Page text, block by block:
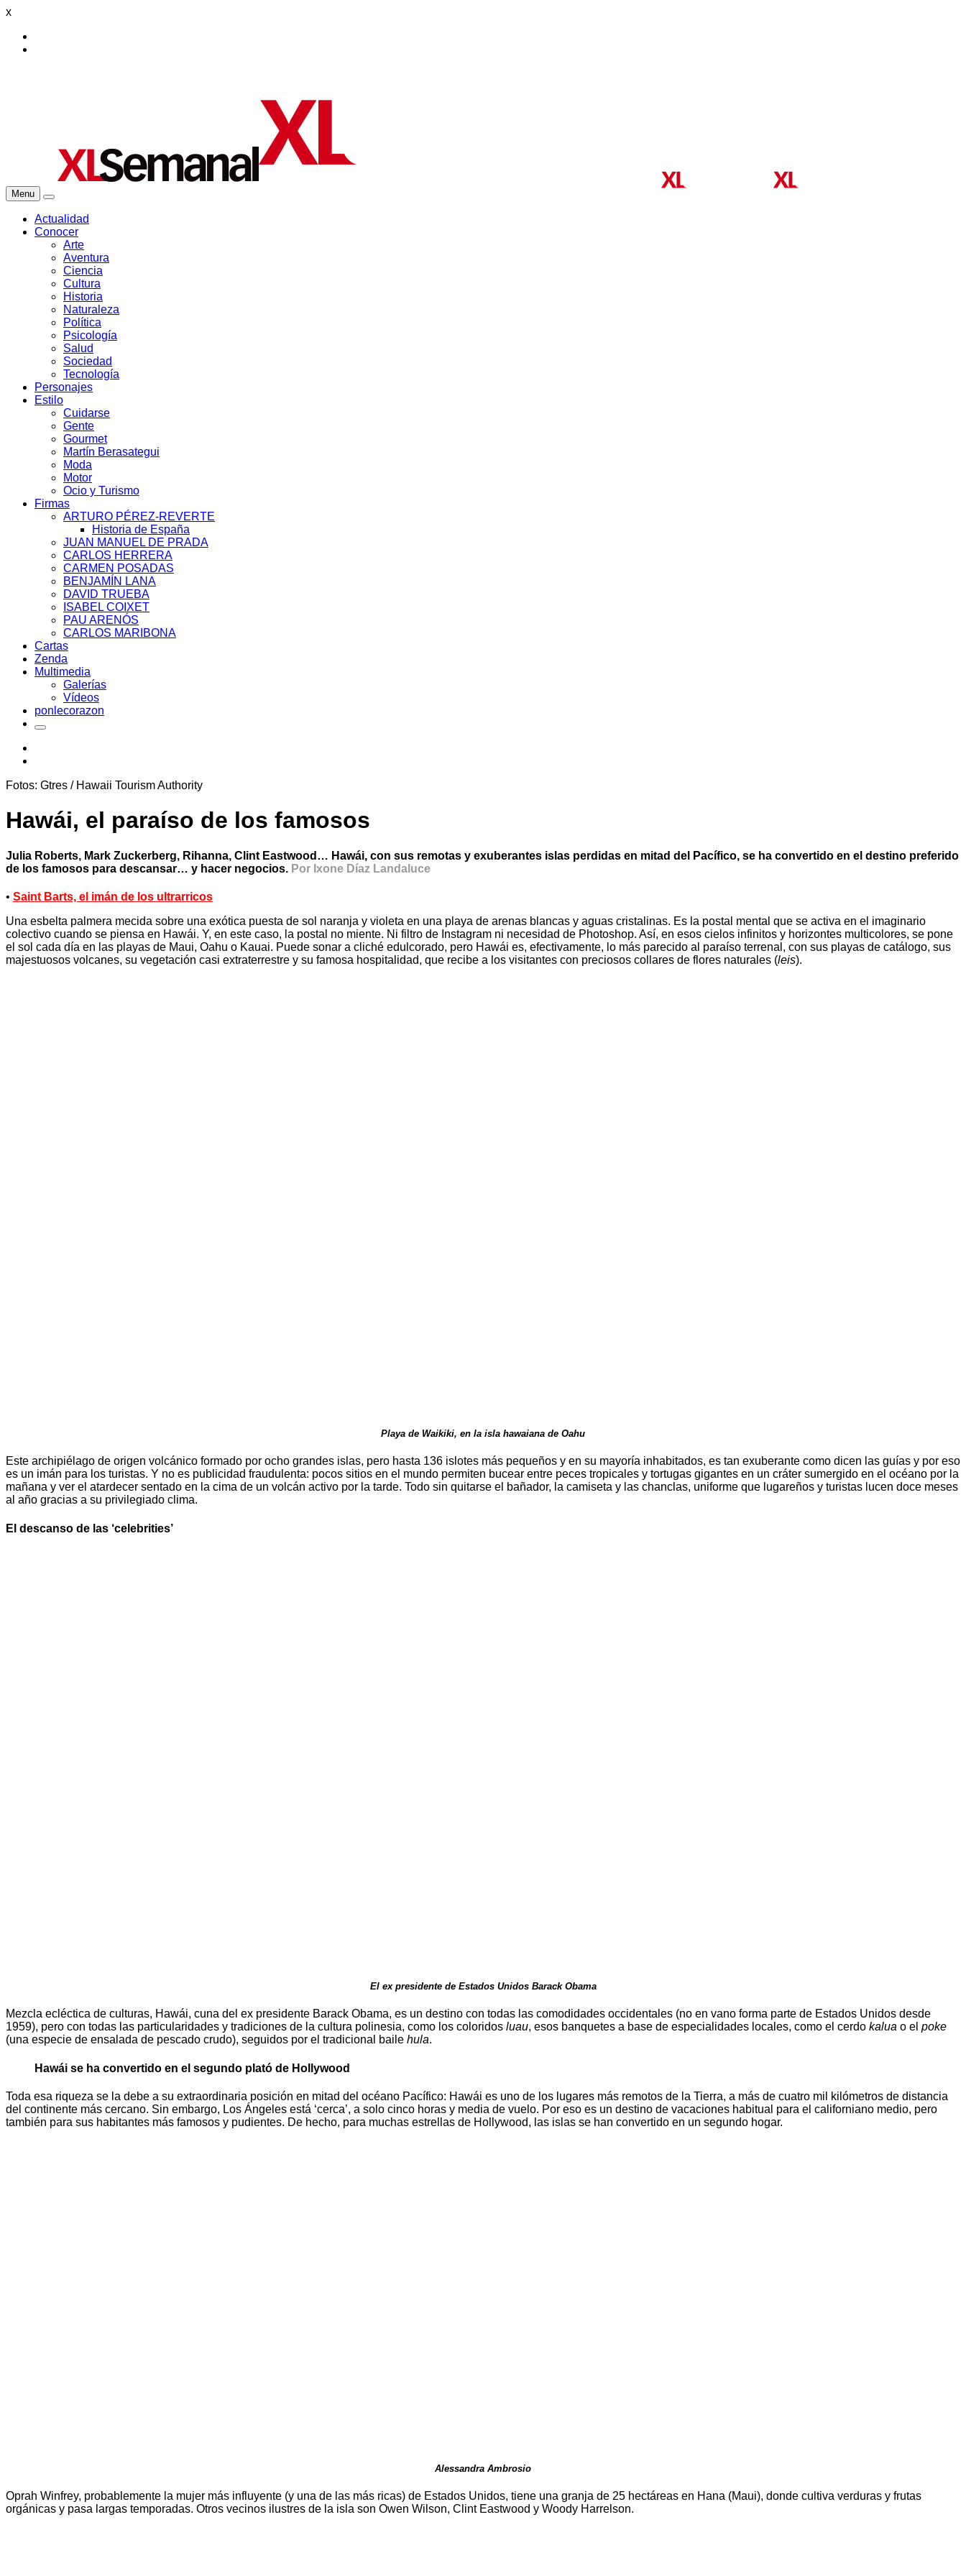
x
Menu
Actualidad
Conocer
Arte
Aventura
Ciencia
Cultura
Historia
Naturaleza
Política
Psicología
Salud
Sociedad
Tecnología
Personajes
Estilo
Cuidarse
Gente
Gourmet
Martín Berasategui
Moda
Motor
Ocio y Turismo
Firmas
ARTURO PÉREZ-REVERTE
Historia de España
JUAN MANUEL DE PRADA
CARLOS HERRERA
CARMEN POSADAS
BENJAMÍN LANA
DAVID TRUEBA
ISABEL COIXET
PAU ARENÓS
CARLOS MARIBONA
Cartas
Zenda
Multimedia
Galerías
Vídeos
ponlecorazon
Fotos: Gtres / Hawaii Tourism Authority
Hawái, el paraíso de los famosos
Julia Roberts, Mark Zuckerberg, Rihanna, Clint Eastwood… Hawái, con sus remotas y exuberantes islas perdidas en mitad del Pacífico, se ha convertido en el destino preferido
de los famosos para descansar… y hacer negocios. Por Ixone Díaz Landaluce
• Saint Barts, el imán de los ultrarricos
Una esbelta palmera mecida sobre una exótica puesta de sol naranja y violeta en una playa de arenas blancas y aguas cristalinas. Es la postal mental que se activa en el imaginario
colectivo cuando se piensa en Hawái. Y, en este caso, la postal no miente. Ni filtro de Instagram ni necesidad de Photoshop. Así, en esos cielos infinitos y horizontes multicolores, se pone
el sol cada día en las playas de Maui, Oahu o Kauai. Puede sonar a cliché edulcorado, pero Hawái es, efectivamente, lo más parecido al paraíso terrenal, con sus playas de catálogo, sus
majestuosos volcanes, su vegetación casi extraterrestre y su famosa hospitalidad, que recibe a los visitantes con preciosos collares de flores naturales (leis).
Playa de Waikiki, en la isla hawaiana de Oahu
Este archipiélago de origen volcánico formado por ocho grandes islas, pero hasta 136 islotes más pequeños y en su mayoría inhabitados, es tan exuberante como dicen las guías y por eso
es un imán para los turistas. Y no es publicidad fraudulenta: pocos sitios en el mundo permiten bucear entre peces tropicales y tortugas gigantes en un cráter sumergido en el océano por la
mañana y ver el atardecer sentado en la cima de un volcán activo por la tarde. Todo sin quitarse el bañador, la camiseta y las chanclas, uniforme que lugareños y turistas lucen doce meses
al año gracias a su privilegiado clima.
El descanso de las ‘celebrities’
El ex presidente de Estados Unidos Barack Obama
Mezcla ecléctica de culturas, Hawái, cuna del ex presidente Barack Obama, es un destino con todas las comodidades occidentales (no en vano forma parte de Estados Unidos desde
1959), pero con todas las particularidades y tradiciones de la cultura polinesia, como los coloridos luau, esos banquetes a base de especialidades locales, como el cerdo kalua o el poke
(una especie de ensalada de pescado crudo), seguidos por el tradicional baile hula.
Hawái se ha convertido en el segundo plató de Hollywood
Toda esa riqueza se la debe a su extraordinaria posición en mitad del océano Pacífico: Hawái es uno de los lugares más remotos de la Tierra, a más de cuatro mil kilómetros de distancia
del continente más cercano. Sin embargo, Los Ángeles está ‘cerca’, a solo cinco horas y media de vuelo. Por eso es un destino de vacaciones habitual para el californiano medio, pero
también para sus habitantes más famosos y pudientes. De hecho, para muchas estrellas de Hollywood, las islas se han convertido en un segundo hogar.
Alessandra Ambrosio
Oprah Winfrey, probablemente la mujer más influyente (y una de las más ricas) de Estados Unidos, tiene una granja de 25 hectáreas en Hana (Maui), donde cultiva verduras y frutas
orgánicas y pasa largas temporadas. Otros vecinos ilustres de la isla son Owen Wilson, Clint Eastwood y Woody Harrelson.